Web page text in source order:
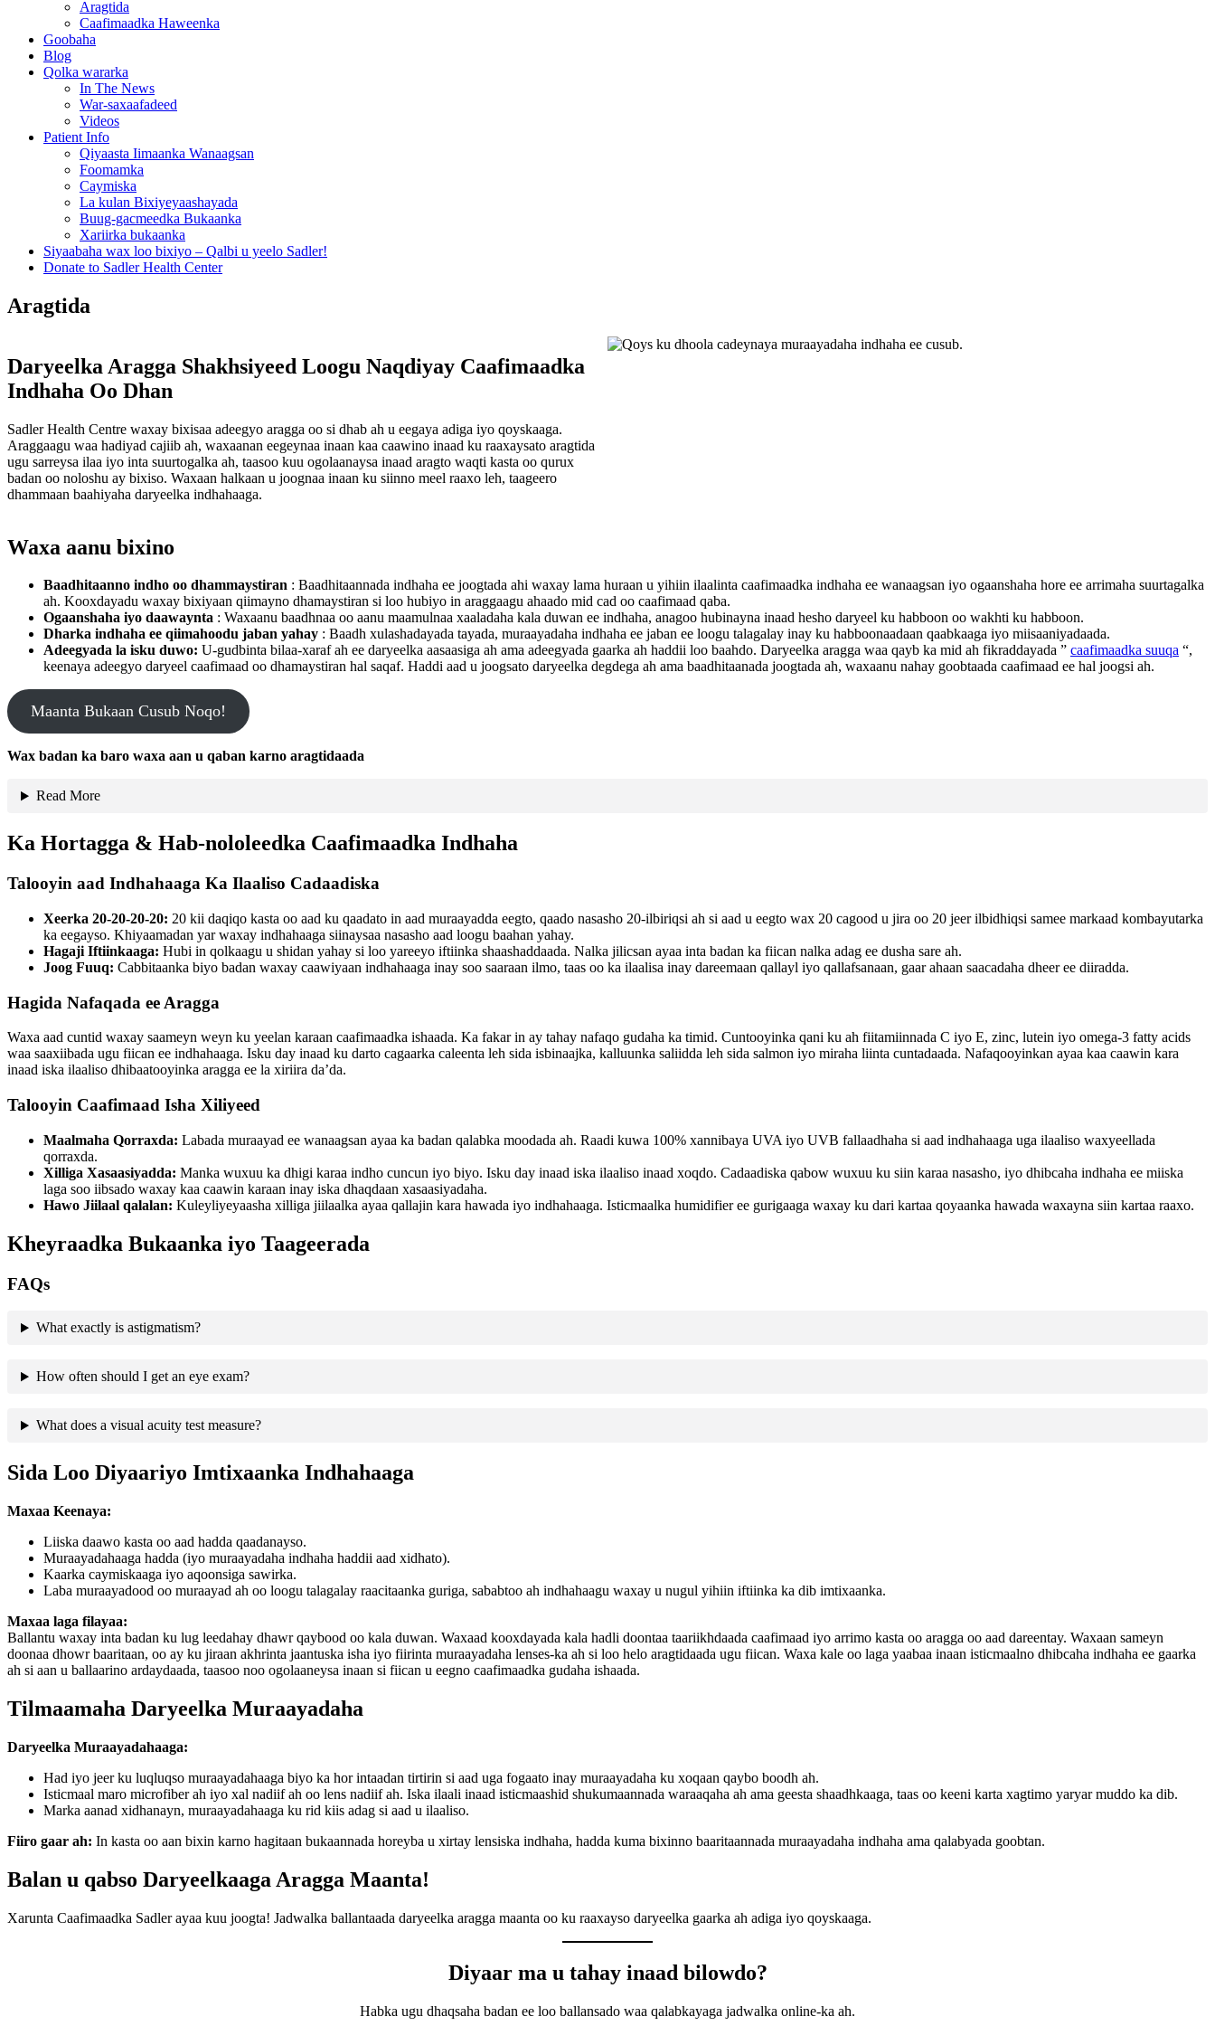
Aragtida
Caafimaadka Haweenka
Goobaha
Blog
Qolka wararka
In The News
War-saxaafadeed
Videos
Patient Info
Qiyaasta Iimaanka Wanaagsan
Foomamka
Caymiska
La kulan Bixiyeyaashayada
Buug-gacmeedka Bukaanka
Xariirka bukaanka
Siyaabaha wax loo bixiyo – Qalbi u yeelo Sadler!
Donate to Sadler Health Center
Aragtida
Daryeelka Aragga Shakhsiyeed Loogu Naqdiyay Caafimaadka
Indhaha Oo Dhan
Sadler Health Centre waxay bixisaa adeegyo aragga oo si dhab ah u eegaya adiga iyo qoyskaaga.
Araggaagu waa hadiyad cajiib ah, waxaanan eegeynaa inaan kaa caawino inaad ku raaxaysato aragtida
ugu sarreysa ilaa iyo inta suurtogalka ah, taasoo kuu ogolaanaysa inaad aragto waqti kasta oo qurux
badan oo noloshu ay bixiso. Waxaan halkaan u joognaa inaan ku siinno meel raaxo leh, taageero
dhammaan baahiyaha daryeelka indhahaaga.
Waxa aanu bixino
Baadhitaanno indho oo dhammaystiran : Baadhitaannada indhaha ee joogtada ahi waxay lama huraan u yihiin ilaalinta caafimaadka indhaha ee wanaagsan iyo ogaanshaha hore ee arrimaha suurtagalka
ah. Kooxdayadu waxay bixiyaan qiimayno dhamaystiran si loo hubiyo in araggaagu ahaado mid cad oo caafimaad qaba.
Ogaanshaha iyo daawaynta : Waxaanu baadhnaa oo aanu maamulnaa xaaladaha kala duwan ee indhaha, anagoo hubinayna inaad hesho daryeel ku habboon oo wakhti ku habboon.
Dharka indhaha ee qiimahoodu jaban yahay : Baadh xulashadayada tayada, muraayadaha indhaha ee jaban ee loogu talagalay inay ku habboonaadaan qaabkaaga iyo miisaaniyadaada.
Adeegyada la isku duwo: U-gudbinta bilaa-xaraf ah ee daryeelka aasaasiga ah ama adeegyada gaarka ah haddii loo baahdo. Daryeelka aragga waa qayb ka mid ah fikraddayada ” caafimaadka suuqa “,
keenaya adeegyo daryeel caafimaad oo dhamaystiran hal saqaf. Haddi aad u joogsato daryeelka degdega ah ama baadhitaanada joogtada ah, waxaanu nahay goobtaada caafimaad ee hal joogsi ah.
Maanta Bukaan Cusub Noqo!
Wax badan ka baro waxa aan u qaban karno aragtidaada
Read More
Ka Hortagga & Hab-nololeedka Caafimaadka Indhaha
Talooyin aad Indhahaaga Ka Ilaaliso Cadaadiska
Xeerka 20-20-20-20: 20 kii daqiqo kasta oo aad ku qaadato in aad muraayadda eegto, qaado nasasho 20-ilbiriqsi ah si aad u eegto wax 20 cagood u jira oo 20 jeer ilbidhiqsi samee markaad kombayutarka
ka eegayso. Khiyaamadan yar waxay indhahaaga siinaysaa nasasho aad loogu baahan yahay.
Hagaji Iftiinkaaga: Hubi in qolkaagu u shidan yahay si loo yareeyo iftiinka shaashaddaada. Nalka jilicsan ayaa inta badan ka fiican nalka adag ee dusha sare ah.
Joog Fuuq: Cabbitaanka biyo badan waxay caawiyaan indhahaaga inay soo saaraan ilmo, taas oo ka ilaalisa inay dareemaan qallayl iyo qallafsanaan, gaar ahaan saacadaha dheer ee diiradda.
Hagida Nafaqada ee Aragga
Waxa aad cuntid waxay saameyn weyn ku yeelan karaan caafimaadka ishaada. Ka fakar in ay tahay nafaqo gudaha ka timid. Cuntooyinka qani ku ah fiitamiinnada C iyo E, zinc, lutein iyo omega-3 fatty acids
waa saaxiibada ugu fiican ee indhahaaga. Isku day inaad ku darto cagaarka caleenta leh sida isbinaajka, kalluunka saliidda leh sida salmon iyo miraha liinta cuntadaada. Nafaqooyinkan ayaa kaa caawin kara
inaad iska ilaaliso dhibaatooyinka aragga ee la xiriira da’da.
Talooyin Caafimaad Isha Xiliyeed
Maalmaha Qorraxda: Labada muraayad ee wanaagsan ayaa ka badan qalabka moodada ah. Raadi kuwa 100% xannibaya UVA iyo UVB fallaadhaha si aad indhahaaga uga ilaaliso waxyeellada
qorraxda.
Xilliga Xasaasiyadda: Manka wuxuu ka dhigi karaa indho cuncun iyo biyo. Isku day inaad iska ilaaliso inaad xoqdo. Cadaadiska qabow wuxuu ku siin karaa nasasho, iyo dhibcaha indhaha ee miiska
laga soo iibsado waxay kaa caawin karaan inay iska dhaqdaan xasaasiyadaha.
Hawo Jiilaal qalalan: Kuleyliyeyaasha xilliga jiilaalka ayaa qallajin kara hawada iyo indhahaaga. Isticmaalka humidifier ee gurigaaga waxay ku dari kartaa qoyaanka hawada waxayna siin kartaa raaxo.
Kheyraadka Bukaanka iyo Taageerada
FAQs
What exactly is astigmatism?
How often should I get an eye exam?
What does a visual acuity test measure?
Sida Loo Diyaariyo Imtixaanka Indhahaaga
Maxaa Keenaya:
Liiska daawo kasta oo aad hadda qaadanayso.
Muraayadahaaga hadda (iyo muraayadaha indhaha haddii aad xidhato).
Kaarka caymiskaaga iyo aqoonsiga sawirka.
Laba muraayadood oo muraayad ah oo loogu talagalay raacitaanka guriga, sababtoo ah indhahaagu waxay u nugul yihiin iftiinka ka dib imtixaanka.
Maxaa laga filayaa:
Ballantu waxay inta badan ku lug leedahay dhawr qaybood oo kala duwan. Waxaad kooxdayada kala hadli doontaa taariikhdaada caafimaad iyo arrimo kasta oo aragga oo aad dareentay. Waxaan sameyn
doonaa dhowr baaritaan, oo ay ku jiraan akhrinta jaantuska isha iyo fiirinta muraayadaha lenses-ka ah si loo helo aragtidaada ugu fiican. Waxa kale oo laga yaabaa inaan isticmaalno dhibcaha indhaha ee gaarka
ah si aan u ballaarino ardaydaada, taasoo noo ogolaaneysa inaan si fiican u eegno caafimaadka gudaha ishaada.
Tilmaamaha Daryeelka Muraayadaha
Daryeelka Muraayadahaaga:
Had iyo jeer ku luqluqso muraayadahaaga biyo ka hor intaadan tirtirin si aad uga fogaato inay muraayadaha ku xoqaan qaybo boodh ah.
Isticmaal maro microfiber ah iyo xal nadiif ah oo lens nadiif ah. Iska ilaali inaad isticmaashid shukumaannada waraaqaha ah ama geesta shaadhkaaga, taas oo keeni karta xagtimo yaryar muddo ka dib.
Marka aanad xidhanayn, muraayadahaaga ku rid kiis adag si aad u ilaaliso.
Fiiro gaar ah: In kasta oo aan bixin karno hagitaan bukaannada horeyba u xirtay lensiska indhaha, hadda kuma bixinno baaritaannada muraayadaha indhaha ama qalabyada goobtan.
Balan u qabso Daryeelkaaga Aragga Maanta!
Xarunta Caafimaadka Sadler ayaa kuu joogta! Jadwalka ballantaada daryeelka aragga maanta oo ku raaxayso daryeelka gaarka ah adiga iyo qoyskaaga.
Diyaar ma u tahay inaad bilowdo?
Habka ugu dhaqsaha badan ee loo ballansado waa qalabkayaga jadwalka online-ka ah.